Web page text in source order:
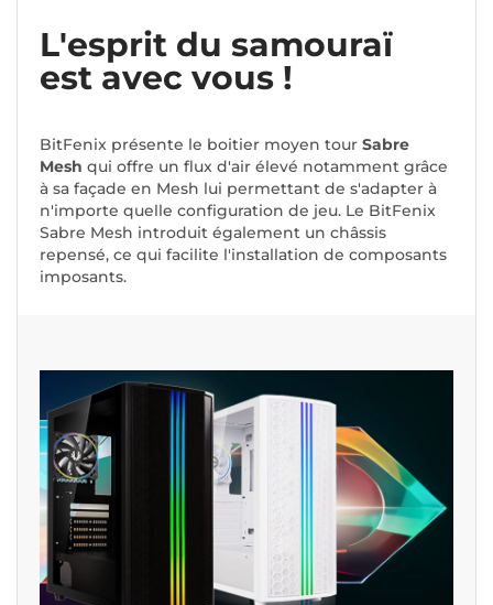
L'esprit du samouraï
est avec vous !
BitFenix ​​présente le boitier moyen tour Sabre
Mesh qui offre un flux d'air élevé notamment grâce
à sa façade en Mesh lui permettant de s'adapter à
n'importe quelle configuration de jeu. Le BitFenix ​​
Sabre Mesh introduit également un châssis
repensé, ce qui facilite l'installation de composants
imposants.